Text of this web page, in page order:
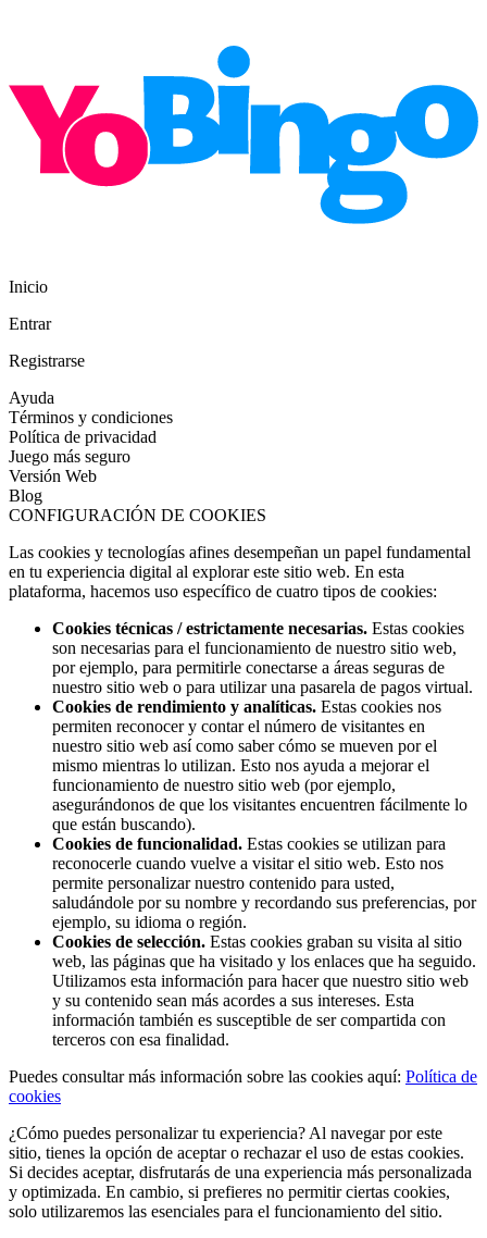
Inicio
Entrar
Registrarse
Ayuda
Términos y condiciones
Política de privacidad
Juego más seguro
Versión Web
Blog
CONFIGURACIÓN DE COOKIES
Las cookies y tecnologías afines desempeñan un papel fundamental
en tu experiencia digital al explorar este sitio web. En esta
plataforma, hacemos uso específico de cuatro tipos de cookies:
Cookies técnicas / estrictamente necesarias. Estas cookies
son necesarias para el funcionamiento de nuestro sitio web,
por ejemplo, para permitirle conectarse a áreas seguras de
nuestro sitio web o para utilizar una pasarela de pagos virtual.
Cookies de rendimiento y analíticas. Estas cookies nos
permiten reconocer y contar el número de visitantes en
nuestro sitio web así como saber cómo se mueven por el
mismo mientras lo utilizan. Esto nos ayuda a mejorar el
funcionamiento de nuestro sitio web (por ejemplo,
asegurándonos de que los visitantes encuentren fácilmente lo
que están buscando).
Cookies de funcionalidad. Estas cookies se utilizan para
reconocerle cuando vuelve a visitar el sitio web. Esto nos
permite personalizar nuestro contenido para usted,
saludándole por su nombre y recordando sus preferencias, por
ejemplo, su idioma o región.
Cookies de selección. Estas cookies graban su visita al sitio
web, las páginas que ha visitado y los enlaces que ha seguido.
Utilizamos esta información para hacer que nuestro sitio web
y su contenido sean más acordes a sus intereses. Esta
información también es susceptible de ser compartida con
terceros con esa finalidad.
Puedes consultar más información sobre las cookies aquí: Política de
cookies
¿Cómo puedes personalizar tu experiencia? Al navegar por este
sitio, tienes la opción de aceptar o rechazar el uso de estas cookies.
Si decides aceptar, disfrutarás de una experiencia más personalizada
y optimizada. En cambio, si prefieres no permitir ciertas cookies,
solo utilizaremos las esenciales para el funcionamiento del sitio.